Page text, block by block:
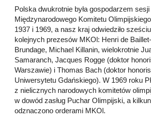
Polska dwukrotnie była gospodarzem sesji
Międzynarodowego Komitetu
1937 i 1969, a nasz kraj odwiedziło
kolejnych prezesów MKOl: Henri de
Brundage, Michael Killanin, wielokrotnie
Samaranch, Jacques Rogge (doktor
Warszawie) i Thomas Bach (doktor
Uniwersytetu Gdańskiego). W 1969 roku
z nielicznych narodowych komitetów
w dowód zasług Puchar Olimpijski, a
odznaczono orderami MKOl.